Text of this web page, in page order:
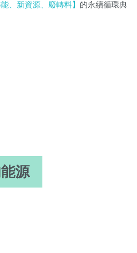
、新資源、廢轉料】 的永續循環典
源